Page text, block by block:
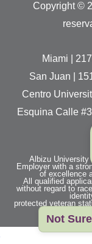
Copyright ©
Miami |
San Juan |
Centro
Esquina Calle
Albizu University
Employer with a
of excellence
All qualified
without regard to
protected veteran
Not